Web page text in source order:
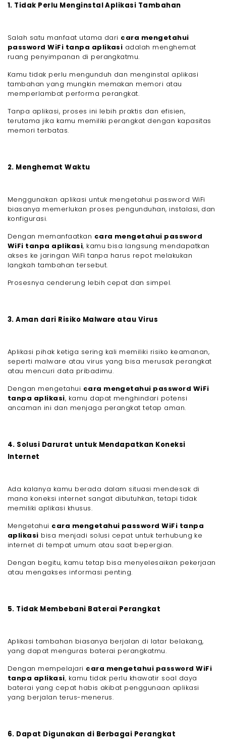
1. Tidak Perlu Menginstal Aplikasi Tambahan
Salah satu manfaat utama dari cara mengetahui
password WiFi tanpa aplikasi adalah menghemat
ruang penyimpanan di perangkatmu.
Kamu tidak perlu mengunduh dan menginstal aplikasi
tambahan yang mungkin memakan memori atau
memperlambat performa perangkat.
Tanpa aplikasi, proses ini lebih praktis dan efisien,
terutama jika kamu memiliki perangkat dengan kapasitas
memori terbatas.
2. Menghemat Waktu
Menggunakan aplikasi untuk mengetahui password WiFi
biasanya memerlukan proses pengunduhan, instalasi, dan
konfigurasi.
Dengan memanfaatkan cara mengetahui password
WiFi tanpa aplikasi, kamu bisa langsung mendapatkan
akses ke jaringan WiFi tanpa harus repot melakukan
langkah tambahan tersebut.
Prosesnya cenderung lebih cepat dan simpel.
3. Aman dari Risiko Malware atau Virus
Aplikasi pihak ketiga sering kali memiliki risiko keamanan,
seperti malware atau virus yang bisa merusak perangkat
atau mencuri data pribadimu.
Dengan mengetahui cara mengetahui password WiFi
tanpa aplikasi, kamu dapat menghindari potensi
ancaman ini dan menjaga perangkat tetap aman.
4. Solusi Darurat untuk Mendapatkan Koneksi
Internet
Ada kalanya kamu berada dalam situasi mendesak di
mana koneksi internet sangat dibutuhkan, tetapi tidak
memiliki aplikasi khusus.
Mengetahui cara mengetahui password WiFi tanpa
aplikasi bisa menjadi solusi cepat untuk terhubung ke
internet di tempat umum atau saat bepergian.
Dengan begitu, kamu tetap bisa menyelesaikan pekerjaan
atau mengakses informasi penting.
5. Tidak Membebani Baterai Perangkat
Aplikasi tambahan biasanya berjalan di latar belakang,
yang dapat menguras baterai perangkatmu.
Dengan mempelajari cara mengetahui password WiFi
tanpa aplikasi, kamu tidak perlu khawatir soal daya
baterai yang cepat habis akibat penggunaan aplikasi
yang berjalan terus-menerus.
6. Dapat Digunakan di Berbagai Perangkat